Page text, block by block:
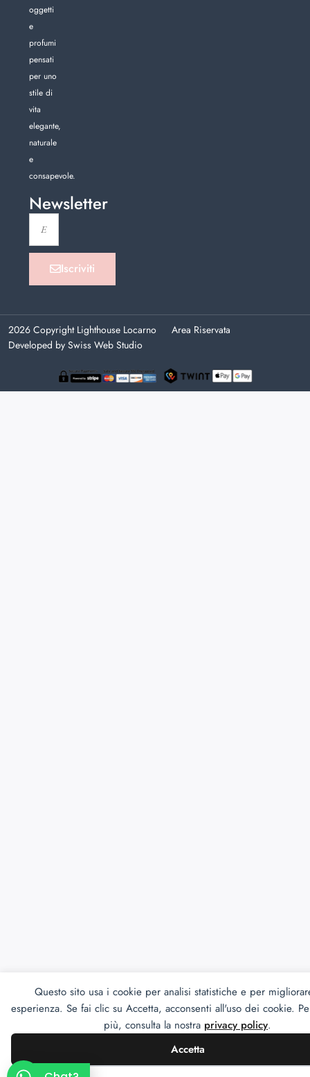
Questo sito usa i cookie per analisi statistiche e per
esperienza. Se fai clic su Accetta, acconsenti all'uso dei cookie.
più, consulta la nostra privacy policy.
Accetta
oggetti
e
profumi
pensati
per uno
stile di
vita
elegante,
naturale
e
consapevole.
Newsletter
Iscriviti
2026 Copyright Lighthouse Locarno
Area Riservata
Developed by Swiss Web Studio